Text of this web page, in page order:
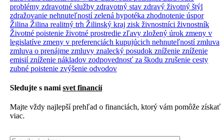
problémy zdravotné služby zdravotný stav zdravý životný štýl
zdražovanie nehnuteľnostízelená hypotéka zhodnotenie úspor
Žilina Žilina realitný trh Žilinský kraj zisk živnostníci živnostník
Životné poistenie životné prostredie zľavy zložený úrok zmeny v
legislatíve zmeny v preferenciách kupujúcich nehnuteľnostízmluva
zmluva o prenájme zmluvy znalecký posudok zníženie zníženie
emisiízníženie nákladov zodpovednosť za škodu zrušenie cesty
zubné poistenie zvýšenie odvodov
Sledujte s nami svet financií
Majte vždy najlepší prehľad o financiách, ktorý vám pomôže získať
viac.